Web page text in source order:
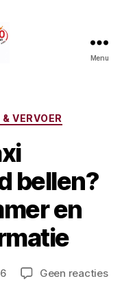
Menu
VERVOER
bellen?
en
Geen reactiesop